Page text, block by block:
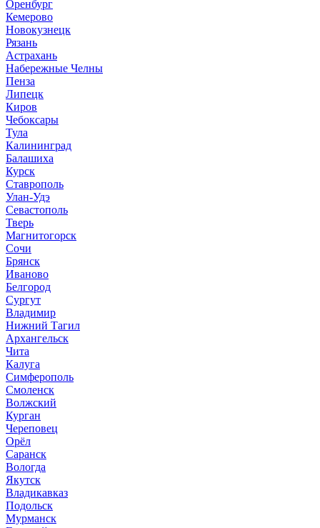
Оренбург
Кемерово
Новокузнецк
Рязань
Астрахань
Набережные Челны
Пенза
Липецк
Киров
Чебоксары
Тула
Калининград
Балашиха
Курск
Ставрополь
Улан-Удэ
Севастополь
Тверь
Магнитогорск
Сочи
Брянск
Иваново
Белгород
Сургут
Владимир
Нижний Тагил
Архангельск
Чита
Калуга
Симферополь
Смоленск
Волжский
Курган
Череповец
Орёл
Саранск
Вологда
Якутск
Владикавказ
Подольск
Мурманск